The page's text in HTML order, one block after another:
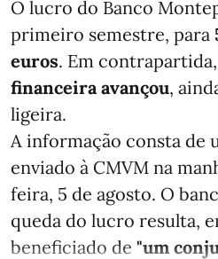
O lucro do Banco
primeiro semestre, para
euros. Em contrapartida,
financeira avançou,
ligeira.
A informação consta de
enviado à CMVM na
feira, 5 de agosto. O
queda do lucro resulta,
beneficiado de "um